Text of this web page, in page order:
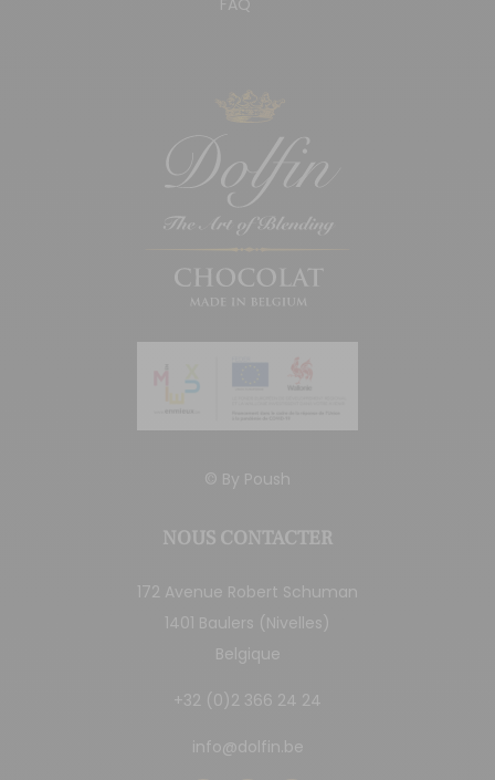
FAQ
© By Poush
NOUS CONTACTER
172 Avenue Robert Schuman
1401 Baulers (Nivelles)
Belgique
+32 (0)2 366 24 24
info@dolfin.be